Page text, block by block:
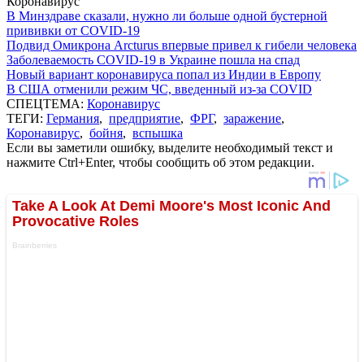
В Минздраве сказали, нужно ли больше одной бустерной
прививки от COVID-19
Подвид Омикрона Arcturus впервые привел к гибели человека
Заболеваемость COVID-19 в Украине пошла на спад
Новый вариант коронавируса попал из Индии в Европу
В США отменили режим ЧС, введенный из-за COVID
СПЕЦТЕМА: Коронавирус
ТЕГИ: Германия, предприятие, ФРГ, заражение,
Коронавирус, бойня, вспышка
Если вы заметили ошибку, выделите необходимый текст и
нажмите Ctrl+Enter, чтобы сообщить об этом редакции.